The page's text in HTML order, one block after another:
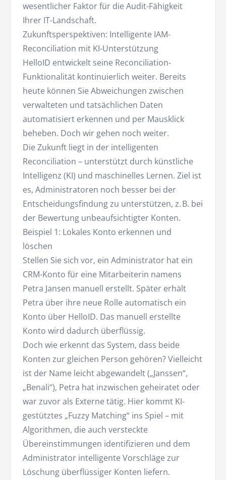
wesentlicher Faktor für die Audit-Fähigkeit
Ihrer IT-Landschaft.
Zukunftsperspektiven: Intelligente IAM-
Reconciliation mit KI-Unterstützung
HelloID entwickelt seine Reconciliation-
Funktionalität kontinuierlich weiter. Bereits
heute können Sie Abweichungen zwischen
verwalteten und tatsächlichen Daten
automatisiert erkennen und per Mausklick
beheben. Doch wir gehen noch weiter.
Die Zukunft liegt in der intelligenten
Reconciliation – unterstützt durch künstliche
Intelligenz (KI) und maschinelles Lernen. Ziel ist
es, Administratoren noch besser bei der
Entscheidungsfindung zu unterstützen, z. B. bei
der Bewertung unbeaufsichtigter Konten.
Beispiel 1: Lokales Konto erkennen und
löschen
Stellen Sie sich vor, ein Administrator hat ein
CRM-Konto für eine Mitarbeiterin namens
Petra Jansen manuell erstellt. Später erhält
Petra über ihre neue Rolle automatisch ein
Konto über HelloID. Das manuell erstellte
Konto wird dadurch überflüssig.
Doch wie erkennt das System, dass beide
Konten zur gleichen Person gehören? Vielleicht
ist der Name leicht abgewandelt („Janssen“,
„Benali“), Petra hat inzwischen geheiratet oder
war zuvor als Externe tätig. Hier kommt KI-
gestütztes „Fuzzy Matching“ ins Spiel – mit
Algorithmen, die auch versteckte
Übereinstimmungen identifizieren und dem
Administrator intelligente Vorschläge zur
Löschung überflüssiger Konten liefern.